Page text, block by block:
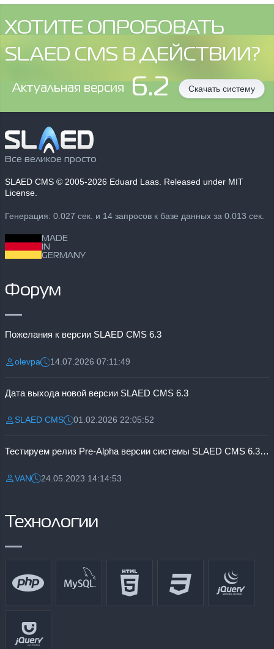
ХОТИТЕ ОПРОБОВАТЬ
SLAED CMS В ДЕЙСТВИИ?
Aктуальная версия 6.2 Скачать систему
Все великое просто
SLAED CMS © 2005-2026 Eduard Laas. Released under MIT
License.
Генерация: 0.027 сек. и 14 запросов к базе данных за 0.013 сек.
MADE
IN
GERMANY
Форум
Пожелания к версии SLAED CMS 6.3
Разместил:
olevpaДата:14.07.2026 07:11:49
Дата выхода новой версии SLAED CMS 6.3
Разместил:
SLAED CMSДата:01.02.2026 22:05:52
Тестируем релиз Pre-Alpha версии системы SLAED CMS 6.3 Pro
Разместил:
VANДата:24.05.2023 14:14:53
Технологии